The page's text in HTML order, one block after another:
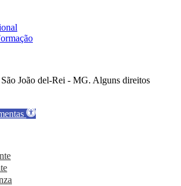
João del-Rei - MG. Alguns direitos